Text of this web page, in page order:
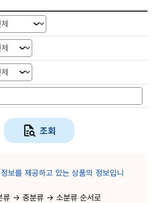
조회
보를 제공하고 있는 상품의 정보입니
류 -> 중분류 -> 소분류 순서로